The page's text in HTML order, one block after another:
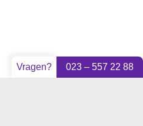
Vragen? 023 – 557 22 88